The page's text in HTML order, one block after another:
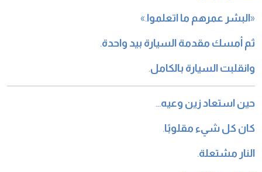
«البشر عمرهم ما اتعلموا.»
ثم أمسك مقدمة السيارة بيد واحدة.
وانقلبت السيارة بالكامل.
حين استعاد زين وعيه…
كان كل شيء مقلوبًا.
النار مشتعلة.